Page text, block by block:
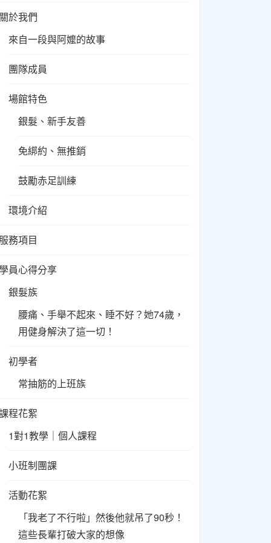
於我們
來自一段與阿嬤的故事
團隊成員
場館特色
銀髮、新手友善
免綁約、無推銷
鼓勵赤足訓練
環境介紹
務項目
員心得分享
銀髮族
腰痛、手舉不起來、睡不好？她74歲，
用健身解決了這一切！
初學者
常抽筋的上班族
程花絮
1對1教學｜個人課程
小班制團課
活動花絮
「我老了不行啦」然後他就吊了90秒！
這些長輩打破大家的想像